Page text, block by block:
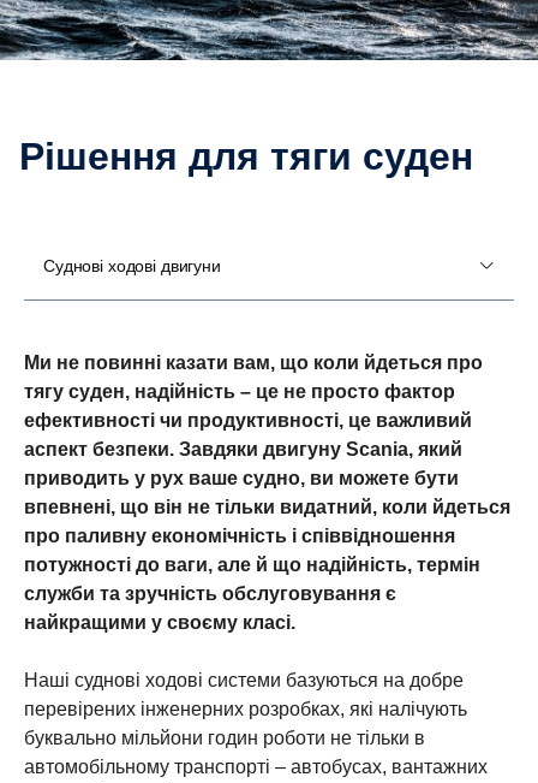
Рішення для тяги суден
Суднові ходові двигуни
Ми не повинні казати вам, що коли йдеться про
тягу суден, надійність – це не просто фактор
ефективності чи продуктивності, це важливий
аспект безпеки. Завдяки двигуну Scania, який
приводить у рух ваше судно, ви можете бути
впевнені, що він не тільки видатний, коли йдеться
про паливну економічність і співвідношення
потужності до ваги, але й що надійність, термін
служби та зручність обслуговування є
найкращими у своєму класі.
Наші суднові ходові системи базуються на добре
перевірених інженерних розробках, які налічують
буквально мільйони годин роботи не тільки в
автомобільному транспорті – автобусах, вантажних